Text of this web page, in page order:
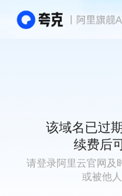
该域名已过
续费后
请登录阿里云官网及
或被他